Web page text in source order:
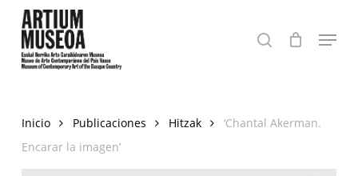
main
content
buscar Menu
Inicio Publicaciones Hitzak
‘Chantal Akerman.
Encarar la imagen’
Close